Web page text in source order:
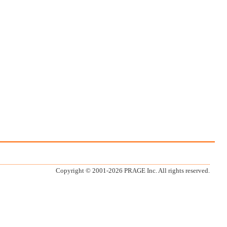
Copyright © 2001-2026 PRAGE Inc. All rights reserved.